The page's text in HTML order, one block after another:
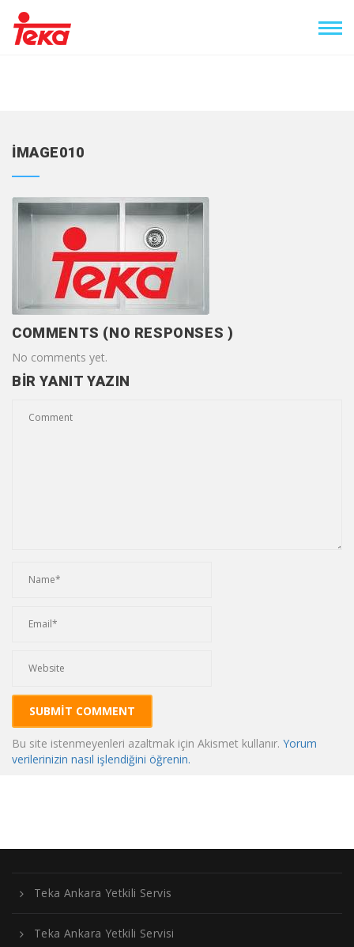
IMAGE010
COMMENTS (NO RESPONSES )
No comments yet.
BIR YANIT YAZIN
Bu site istenmeyenleri azaltmak için Akismet kullanır. Yorum
verilerinizin nasıl işlendiğini öğrenin.
Teka Ankara Yetkili Servis
Teka Ankara Yetkili Servisi